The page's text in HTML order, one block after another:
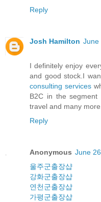
Reply
Josh Hamilton June
I definitely enjoy
and good stock.I
consulting services
B2C in the segment
travel and many more.
Reply
Anonymous June
울주군출장샵
강화군출장샵
연천군출장샵
가평군출장샵